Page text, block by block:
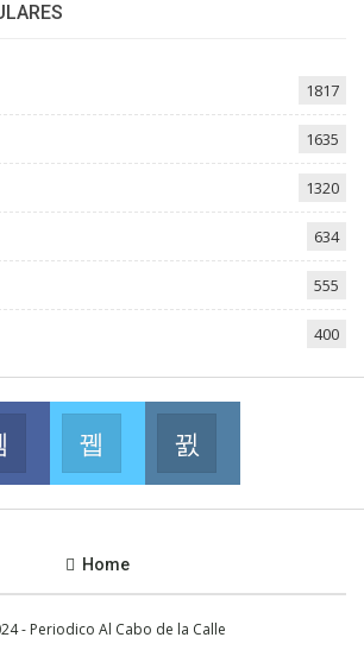
1817
1635
1320
634
555
400
Facebook
Join us on FacebookJoin us on Twitter
Home
- Periodico Al Cabo de la Calle